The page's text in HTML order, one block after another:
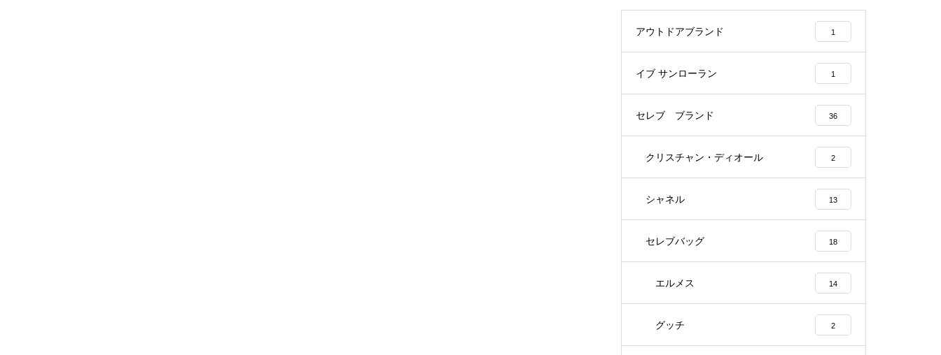
アウトドアブランド 1
イブ サンローラン 1
セレブ ブランド 36
クリスチャン・ディオール 2
シャネル 13
セレブバッグ 18
エルメス 14
グッチ 2